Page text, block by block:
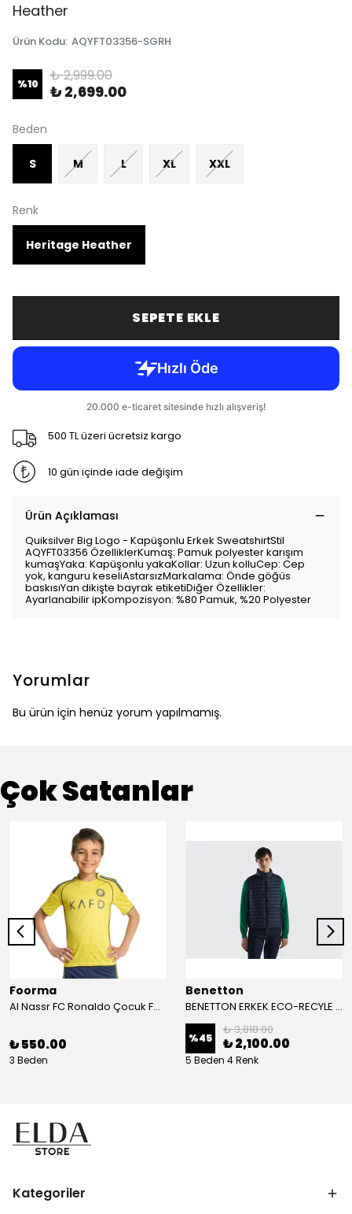
Heather
Ürün Kodu: AQYFT03356-SGRH
%10 ₺ 2,999.00
₺ 2,699.00
Beden
S M L XL XXL
Renk
Heritage Heather
SEPETE EKLE
500 TL üzeri ücretsiz kargo
10 gün içinde iade değişim
Ürün Açıklaması
Quiksilver Big Logo - Kapüşonlu Erkek SweatshirtStil
AQYFT03356 ÖzelliklerKumaş: Pamuk polyester karışım
kumaşYaka: Kapüşonlu yakaKollar: Uzun kolluCep: Cep
yok, kanguru keseliAstarsızMarkalama: Önde göğüs
baskısıYan dikişte bayrak etiketiDiğer Özellikler:
Ayarlanabilir ipKompozisyon: %80 Pamuk, %20 Polyester
Yorumlar
Bu ürün için henüz yorum yapılmamış.
Çok Satanlar
Foorma
Al Nassr FC Ronaldo Çocuk Forma 2'li Takım(Şort/T-Shirt)
₺ 550.00
3 Beden
Benetton
BENETTON ERKEK ECO-RECYLE DOLGULU PUFA YELEK
%45
₺ 3,818.00
₺ 2,100.00
5 Beden 4 Renk
Kategoriler